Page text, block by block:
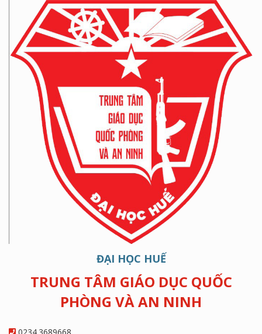
ĐẠI HỌC HUẾ
TRUNG TÂM GIÁO DỤC QUỐC
PHÒNG VÀ AN NINH